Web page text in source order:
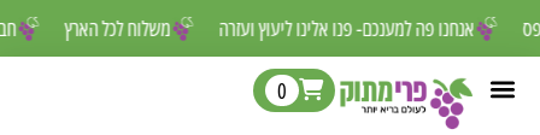
משלוח לכל הארץ אנחנו פה למענכם- פנו אלינו ליעוץ ועזרה לפספס
0